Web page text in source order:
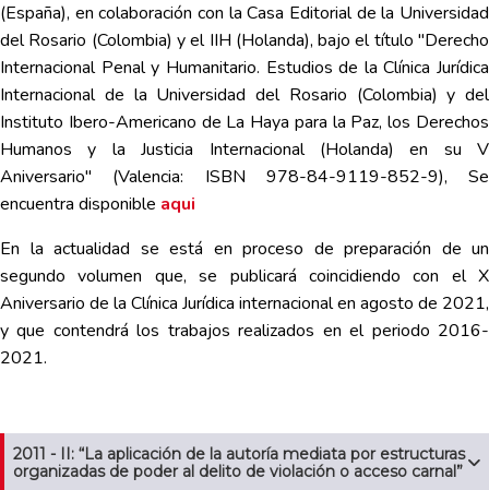
(España), en colaboración con la Casa Editorial de la Universidad
del Rosario (Colombia) y el IIH (Holanda), bajo el título "Derecho
Internacional Penal y Humanitario. Estudios de la Clínica Jurídica
Internacional de la Universidad del Rosario (Colombia) y del
Instituto Ibero-Americano de La Haya para la Paz, los Derechos
Humanos y la Justicia Internacional (Holanda) en su V
Aniversario" (Valencia: ISBN 978-84-9119-852-9), Se
encuentra disponible aqui
En la actualidad se está en proceso de preparación de un
segundo volumen que, se publicará coincidiendo con el X
Aniversario de la Clínica Jurídica internacional en agosto de 2021,
y que contendrá los trabajos realizados en el periodo 2016-
2021.
2011 - II: “La aplicación de la autoría mediata por estructuras
organizadas de poder al delito de violación o acceso carnal”